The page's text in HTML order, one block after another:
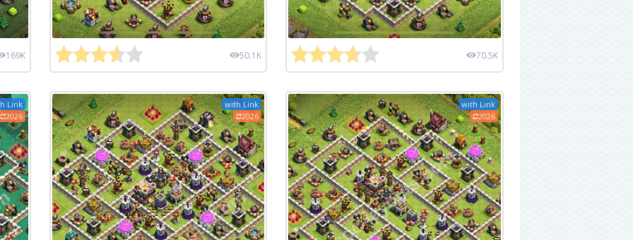
169K 50.1K 70.5K
Link
2026
with Link
2026
with Link
2026